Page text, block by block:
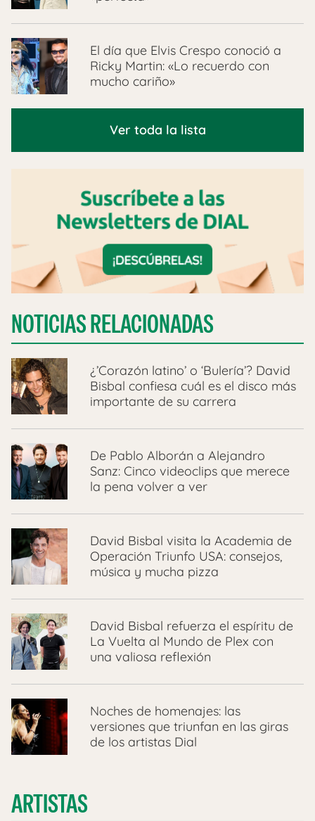
El día que Elvis Crespo conoció a
Ricky Martin: «Lo recuerdo con
mucho cariño»
Ver toda la lista
NOTICIAS RELACIONADAS
¿’Corazón latino’ o ‘Bulería’? David
Bisbal confiesa cuál es el disco más
importante de su carrera
De Pablo Alborán a Alejandro
Sanz: Cinco videoclips que merece
la pena volver a ver
David Bisbal visita la Academia de
Operación Triunfo USA: consejos,
música y mucha pizza
David Bisbal refuerza el espíritu de
La Vuelta al Mundo de Plex con
una valiosa reflexión
Noches de homenajes: las
versiones que triunfan en las giras
de los artistas Dial
ARTISTAS